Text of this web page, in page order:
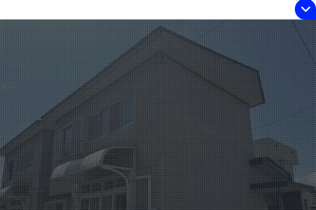
ス
キ
ッ
プ